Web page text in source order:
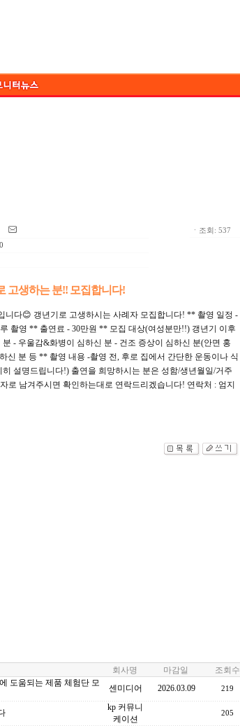
ㆍ조회: 537
고생하는 분!! 모집합니다!
니다😊 갱년기로 고생하시는 사례자 모집합니다! ** 촬영 일정 -
촬영 ** 출연료 - 30만원 ** 모집 대상(여성분만!!) 갱년기 이후
- 우울감&화병이 심하신 분 - 건조 증상이 심하신 분(안면 홍
신 분 등 ** 촬영 내용 -촬영 전, 후로 집에서 간단한 운동이나 식
설명드립니다!) 출연을 희망하시는 분은 성함/생년월일/거주
로 남겨주시면 확인하는대로 연락드리겠습니다! 연락처 : 엄지
회사명 마감일 조회수
도움되는 제품 체험단 모
센미디어 2026.03.09 219
kp 커뮤니
케이션
205